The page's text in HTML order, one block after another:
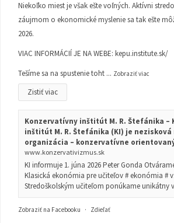
Niekoľko miest je však ešte voľných. Aktívni
záujmom o ekonomické myslenie sa tak ešte
2026.
VIAC INFORMÁCIÍ JE NA WEBE: kepu.institute.sk/
Tešíme sa na spustenie toht ... Zobraziť viac
Zistiť viac
Konzervatívny inštitút M. R. Štefánika –
inštitút M. R. Štefánika (KI) je
organizácia – konzervatívne
www.konzervativizmus.sk
KI informuje 1. júna 2026 Peter Gonda
Klasická ekonómia pre učiteľov # ekonómia #
Stredoškolským učiteľom ponúkame unikátny
Zobraziť na Facebooku · Zdieľať